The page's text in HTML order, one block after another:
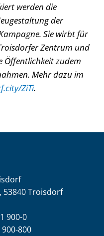
werden die
der
Sie wirbt für
Zentrum und
Öffentlichkeit zudem
Mehr dazu im
ZiTi.
53840 Troisdorf
900-0
800